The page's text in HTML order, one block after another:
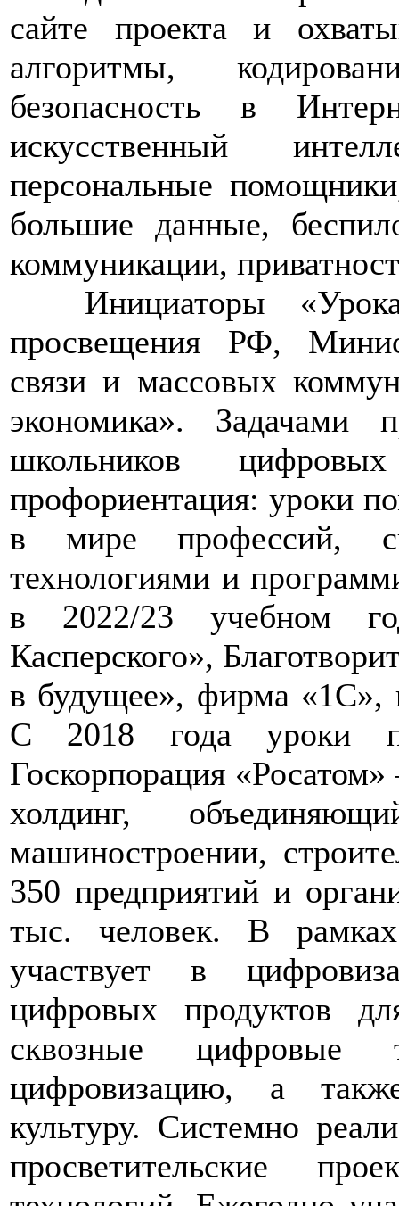
сайте проекта и
алгоритмы,
безопасность в
искусственный
персональные
большие данные,
коммуникации,
Инициаторы
просвещения РФ,
связи и массовых
экономика». Задачами
школьников
профориентация: уроки
в мире профессий,
технологиями и
в 2022/23 учебном
Касперского»,
в будущее», фирма «1С»,
С 2018 года уроки
Госкорпорация
холдинг,
машиностроении,
350 предприятий и
тыс. человек. В
участвует в
цифровых продуктов
сквозные цифровые
цифровизацию, а
культуру. Системно
просветительские